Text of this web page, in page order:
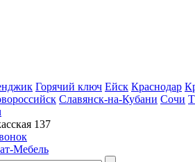
Горячий ключ Ейск Краснодар
Славянск-на-Кубани Сочи
137